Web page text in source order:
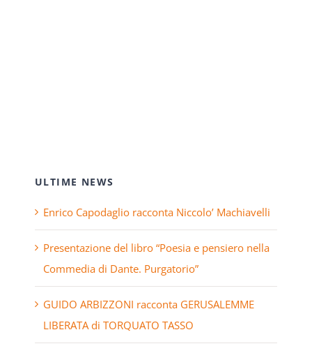
ULTIME NEWS
Enrico Capodaglio racconta Niccolo’ Machiavelli
Presentazione del libro “Poesia e pensiero nella
Commedia di Dante. Purgatorio”
GUIDO ARBIZZONI racconta GERUSALEMME
LIBERATA di TORQUATO TASSO